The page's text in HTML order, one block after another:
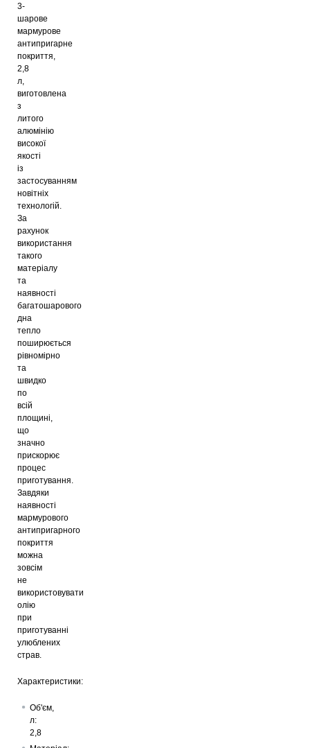
3-
шарове
мармурове
антипригарне
покриття,
2,8
л,
виготовлена
​​з
литого
алюмінію
високої
якості
із
застосуванням
новітніх
технологій.
За
рахунок
використання
такого
матеріалу
та
наявності
багатошарового
дна
тепло
поширюється
рівномірно
та
швидко
по
всій
площині,
що
значно
прискорює
процес
приготування.
Завдяки
наявності
мармурового
антипригарного
покриття
можна
зовсім
не
використовувати
олію
при
приготуванні
улюблених
страв.
Характеристики:
Об'єм,
л:
2,8